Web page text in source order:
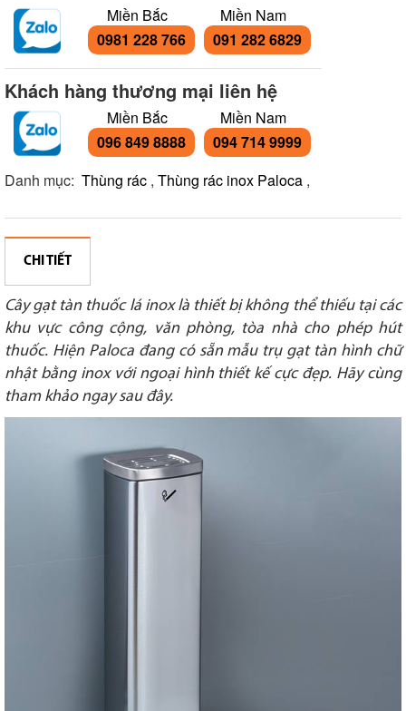
Miền Bắc
0981 228 766
Miền Nam
091 282 6829
Khách hàng thương mại liên hệ
Miền Bắc
096 849 8888
Miền Nam
094 714 9999
Danh mục: Thùng rác , Thùng rác inox Paloca ,
CHI TIẾT
Cây gạt tàn thuốc lá inox là thiết bị không thể thiếu tại các
khu vực công cộng, văn phòng, tòa nhà cho phép hút
thuốc. Hiện Paloca đang có sẵn mẫu trụ gạt tàn hình chữ
nhật bằng inox với ngoại hình thiết kế cực đẹp. Hãy cùng
tham khảo ngay sau đây.